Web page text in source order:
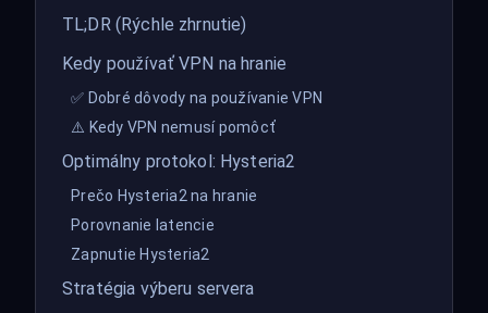
TL;DR (Rýchle zhrnutie)
Kedy používať VPN na hranie
✅ Dobré dôvody na používanie VPN
⚠️ Kedy VPN nemusí pomôcť
Optimálny protokol: Hysteria2
Prečo Hysteria2 na hranie
Porovnanie latencie
Zapnutie Hysteria2
Stratégia výberu servera